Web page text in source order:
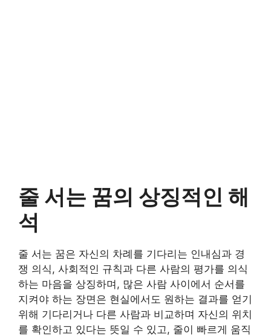
줄 서는 꿈의 상징적인 해
석
줄 서는 꿈은 자신의 차례를 기다리는 인내심과 경
쟁 의식, 사회적인 규칙과 다른 사람의 평가를 의식
하는 마음을 상징하며, 많은 사람 사이에서 순서를
지켜야 하는 장면은 현실에서도 원하는 결과를 얻기
위해 기다리거나 다른 사람과 비교하며 자신의 위치
를 확인하고 있다는 뜻일 수 있고, 줄이 빠르게 움직